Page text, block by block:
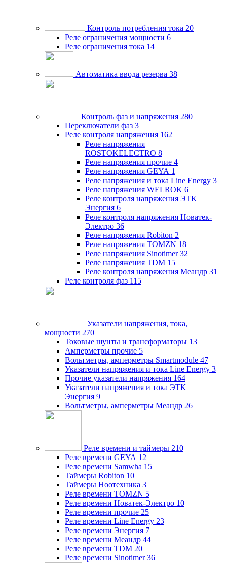
Контроль потребления тока 20
Реле ограничения мощности 6
Реле ограничения тока 14
Автоматика ввода резерва 38
Контроль фаз и напряжения 280
Переключатели фаз 3
Реле контроля напряжения 162
Реле напряжения
ROSTOKELECTRO 8
Реле напряжения прочие 4
Реле напряжения GEYA 1
Реле напряжения и тока Line Energy 3
Реле напряжения WELROK 6
Реле контроля напряжения ЭТК
Энергия 6
Реле контроля напряжения Новатек-
Электро 36
Реле напряжения Robiton 2
Реле напряжения TOMZN 18
Реле напряжения Sinotimer 32
Реле напряжения TDM 15
Реле контроля напряжения Меандр 31
Реле контроля фаз 115
Указатели напряжения, тока,
мощности 270
Токовые шунты и трансформаторы 13
Амперметры прочие 5
Вольтметры, амперметры Smartmodule 47
Указатели напряжения и тока Line Energy 3
Прочие указатели напряжения 164
Указатели напряжения и тока ЭТК
Энергия 9
Вольтметры, амперметры Меандр 26
Реле времени и таймеры 210
Реле времени GEYA 12
Реле времени Samwha 15
Таймеры Robiton 10
Таймеры Ноотехника 3
Реле времени TOMZN 5
Реле времени Новатек-Электро 10
Реле времени прочие 25
Реле времени Line Energy 23
Реле времени Энергия 7
Реле времени Меандр 44
Реле времени TDM 20
Реле времени Sinotimer 36